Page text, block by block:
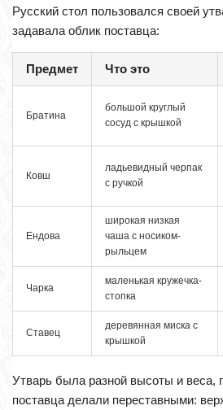
Русский стол пользовался своей
задавала облик поставца:
Предмет Что это
Братина
большой круглый
сосуд с крышкой
Ковш
ладьевидный черпак
с ручкой
Ендова
широкая низкая
чаша с носиком-
рыльцем
Чарка
маленькая кружечка-
стопка
Ставец
деревянная миска с
крышкой
Утварь была разной высоты и веса,
поставца делали переставными: